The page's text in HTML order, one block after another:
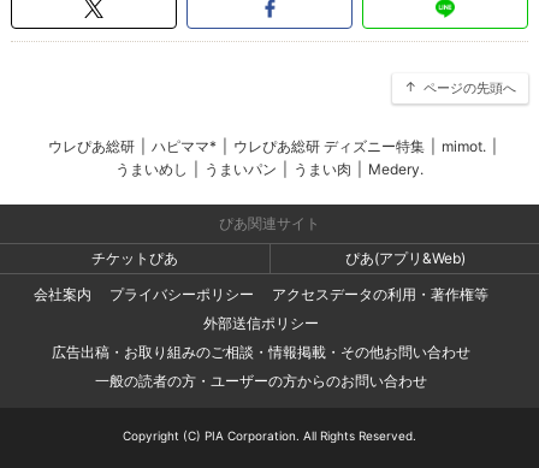
ページの先頭へ
ウレぴあ総研 ハピママ* ウレぴあ総研 ディズニー特集 mimot.
うまいめし
うまいパン うまい肉 Medery.
ぴあ関連サイト
チケットぴあ
ぴあ(アプリ&Web)
会社案内
プライバシーポリシー
アクセスデータの利用・著作権等
外部送信ポリシー
広告出稿・お取り組みのご相談・情報掲載・その他お問い合わせ
一般の読者の方・ユーザーの方からのお問い合わせ
Copyright (C) PIA Corporation. All Rights Reserved.